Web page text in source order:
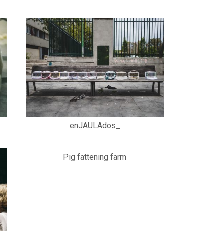
enJAULAdos_
Pig fattening farm